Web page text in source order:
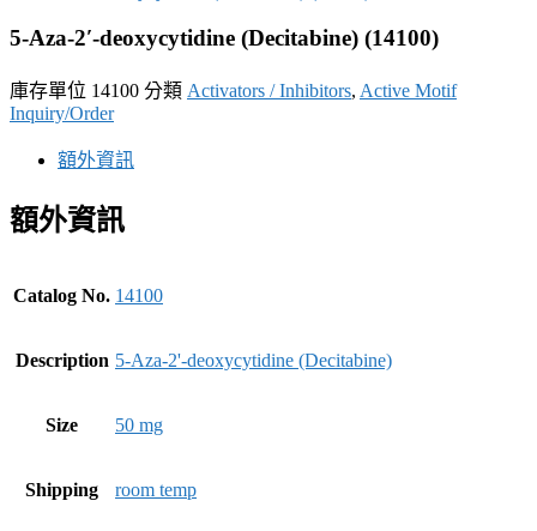
5-Aza-2′-deoxycytidine (Decitabine) (14100)
庫存單位 14100 分類 Activators / Inhibitors, Active Motif
Inquiry/Order
額外資訊
額外資訊
Catalog No. 14100
Description 5-Aza-2'-deoxycytidine (Decitabine)
Size 50 mg
Shipping room temp